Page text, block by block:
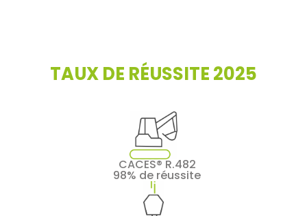
TAUX DE RÉUSSITE 2025
CACES® R.482
98% de réussite